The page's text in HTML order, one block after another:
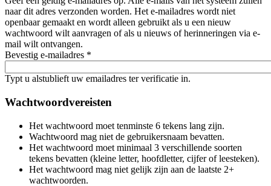
naar dit adres verzonden worden. Het e-mailadres wordt niet
openbaar gemaakt en wordt alleen gebruikt als u een nieuw
wachtwoord wilt aanvragen of als u nieuws of herinneringen via e-
mail wilt ontvangen.
Bevestig e-mailadres *
Typt u alstublieft uw emailadres ter verificatie in.
Wachtwoordvereisten
Het wachtwoord moet tenminste 6 tekens lang zijn.
Wachtwoord mag niet de gebruikersnaam bevatten.
Het wachtwoord moet minimaal 3 verschillende soorten
tekens bevatten (kleine letter, hoofdletter, cijfer of leesteken).
Het wachtwoord mag niet gelijk zijn aan de laatste 2+
wachtwoorden.